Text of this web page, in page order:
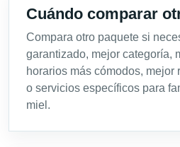
Cuándo comparar
Compara otro paquete si
garantizado, mejor categoría,
horarios más cómodos, mejor
o servicios específicos para
miel.